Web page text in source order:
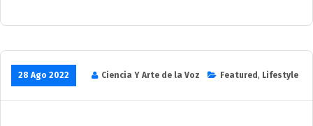
28 Ago 2022 Ciencia Y Arte de la Voz Featured , Lifestyle